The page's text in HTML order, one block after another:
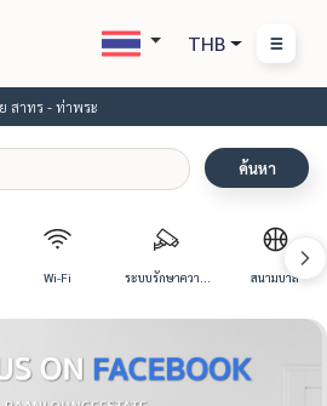
THB
สาทร - ท่าพระ
ค้นหา
Wi-Fi ระบบรักษาความ สนามบาส